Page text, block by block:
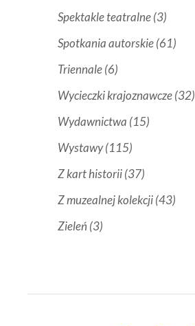
Spektakle teatralne(3)
Spotkania autorskie(61)
Triennale(6)
Wycieczki krajoznawcze(32)
Wydawnictwa (15)
Wystawy(115)
Z kart historii(37)
Z muzealnej kolekcji(43)
Zieleń (3)